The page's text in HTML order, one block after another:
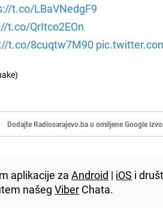
t.co/LBaVNedgF9
t.co/QrItco2EOn
t.co/8cuqtw7M90
Dodajte Radiosarajevo.ba u omiljene Google
aplikacije zaAndroid | iOS i
našegViber Chata.